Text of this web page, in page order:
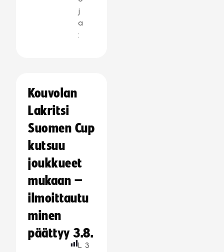
j
a
:
Kouvolan
Lakritsi
Suomen Cup
kutsuu
joukkueet
mukaan –
ilmoittautu
minen
päättyy 3.8.
L 3